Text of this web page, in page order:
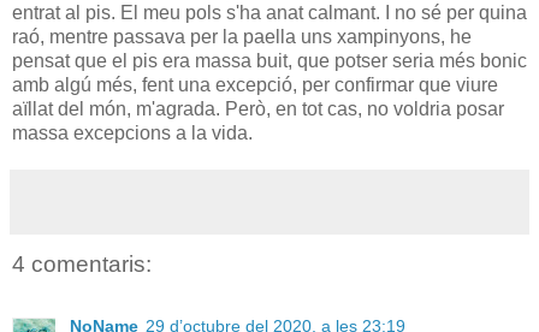
entrat al pis. El meu pols s'ha anat calmant. I no sé per quina
raó, mentre passava per la paella uns xampinyons, he
pensat que el pis era massa buit, que potser seria més bonic
amb algú més, fent una excepció, per confirmar que viure
aïllat del món, m'agrada. Però, en tot cas, no voldria posar
massa excepcions a la vida.
4 comentaris:
NoName 29 d’octubre del 2020, a les 23:19